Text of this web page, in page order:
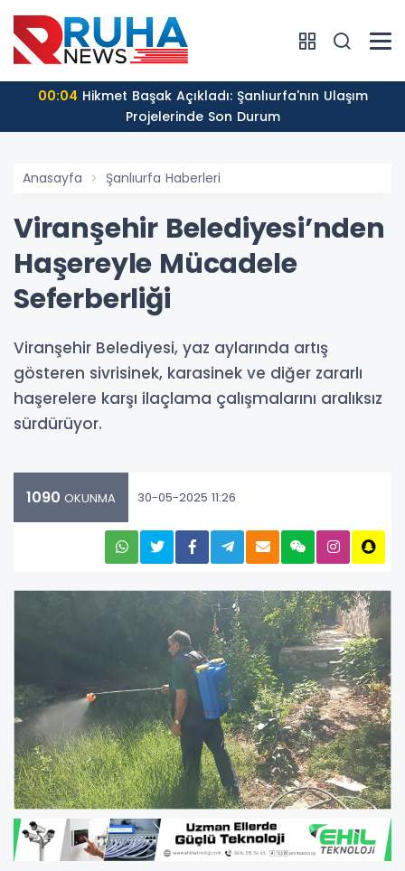
00:04
Projelerinde Son Durum
Anasayfa Şanlıurfa Haberleri
Viranşehir Belediyesi’nden
Haşereyle Mücadele
Seferberliği
Viranşehir Belediyesi, yaz aylarında artış
gösteren sivrisinek, karasinek ve diğer zararlı
haşerelere karşı ilaçlama çalışmalarını aralıksız
sürdürüyor.
1090 OKUNMA 30-05-2025 11:26